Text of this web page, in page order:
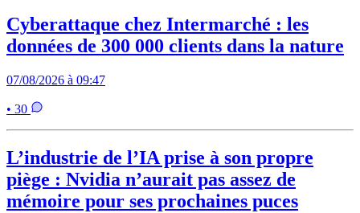
Cyberattaque chez Intermarché : les
données de 300 000 clients dans la nature
07/08/2026 à 09:47
• 30
L’industrie de l’IA prise à son propre
piège : Nvidia n’aurait pas assez de
mémoire pour ses prochaines puces